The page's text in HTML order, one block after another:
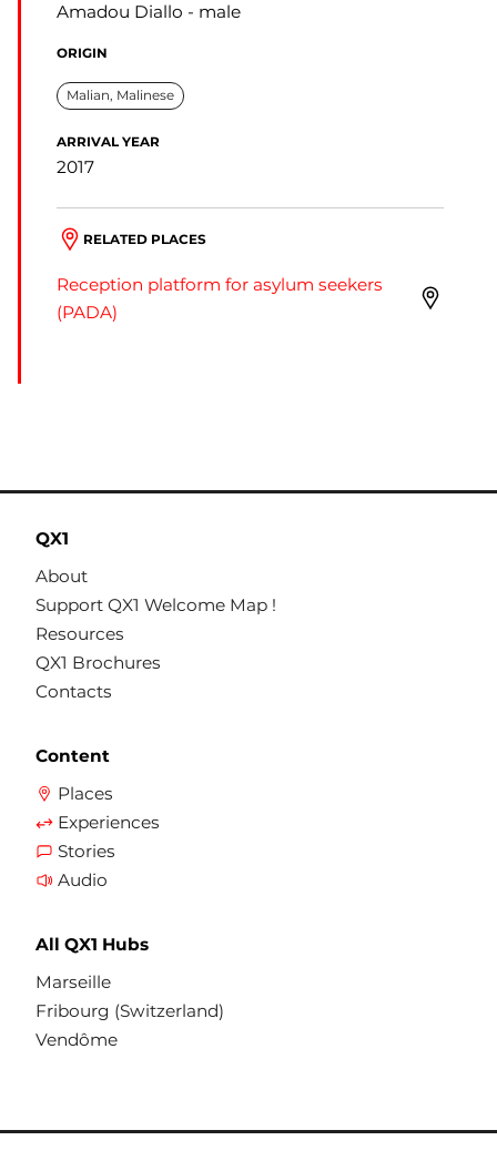
Amadou Diallo male
ORIGIN
Malian, Malinese
ARRIVAL YEAR
2017
RELATED PLACES
Reception platform for asylum seekers
(PADA)
QX1
About
Support QX1 Welcome Map !
Resources
QX1 Brochures
Contacts
Content
Places
Experiences
Stories
Audio
All QX1 Hubs
Marseille
Fribourg (Switzerland)
Vendôme